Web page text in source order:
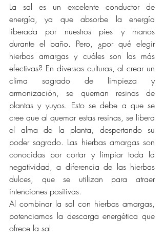
La sal es un excelente conductor de
energía, ya que absorbe la energía
liberada por nuestros pies y manos
durante el baño. Pero, ¿por qué elegir
hierbas amargas y cuáles son las más
efectivas? En diversas culturas, al crear un
clima sagrado de limpieza y
armonización, se queman resinas de
plantas y yuyos. Esto se debe a que se
cree que al quemar estas resinas, se libera
el alma de la planta, despertando su
poder sagrado. Las hierbas amargas son
conocidas por cortar y limpiar toda la
negatividad, a diferencia de las hierbas
dulces, que se utilizan para atraer
intenciones positivas.
Al combinar la sal con hierbas amargas,
potenciamos la descarga energética que
ofrece la sal.